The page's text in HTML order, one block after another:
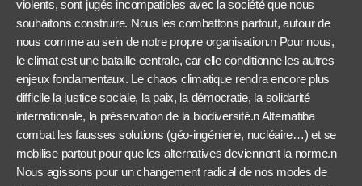
violents, sont jugés incompatibles avec la société que nous
souhaitons construire. Nous les combattons partout, autour de
nous comme au sein de notre propre organisation.n Pour nous,
le climat est une bataille centrale, car elle conditionne les autres
enjeux fondamentaux. Le chaos climatique rendra encore plus
difficile la justice sociale, la paix, la démocratie, la solidarité
internationale, la préservation de la biodiversité.n Alternatiba
combat les fausses solutions (géo-ingénierie, nucléaire…) et se
mobilise partout pour que les alternatives deviennent la norme.n
Nous agissons pour un changement radical de nos modes de